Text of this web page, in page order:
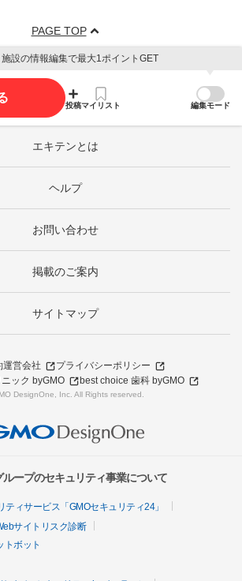
PAGE TOP
施設の情報編集で最大1ポイントGET
投稿マイリスト 編集モード
エキテンとは
ヘルプ
お問い合わせ
掲載のご案内
サイトマップ
運営会社
プライバシーポリシー
ック byGMO
best choice 歯科 byGMO
DesignOne, Inc. All Rights reserved.
ープのセキュリティ事業について
ィサービス「GMOセキュリティ24」
サイトリスク診断
トボット